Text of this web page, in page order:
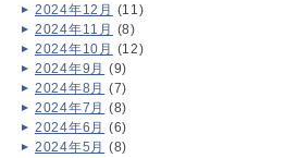
2024年12月 (11)
2024年11月 (8)
2024年10月 (12)
2024年9月 (9)
2024年8月 (7)
2024年7月 (8)
2024年6月 (6)
2024年5月 (8)